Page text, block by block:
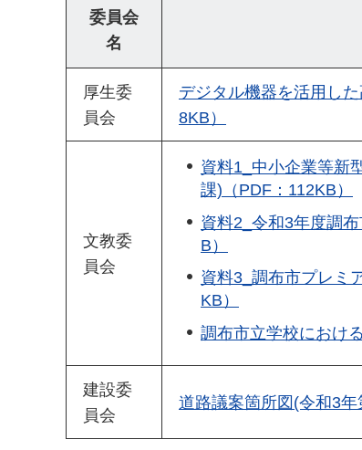
委員会
名
厚生委
員会
デジタル機器を活用し
8KB）
文教委
員会
資料1_中小企業等新
課)（PDF：112KB）
資料2_令和3年度調
B）
資料3_調布市プレミ
KB）
調布市立学校におけ
建設委
員会
道路議案箇所図(令和3